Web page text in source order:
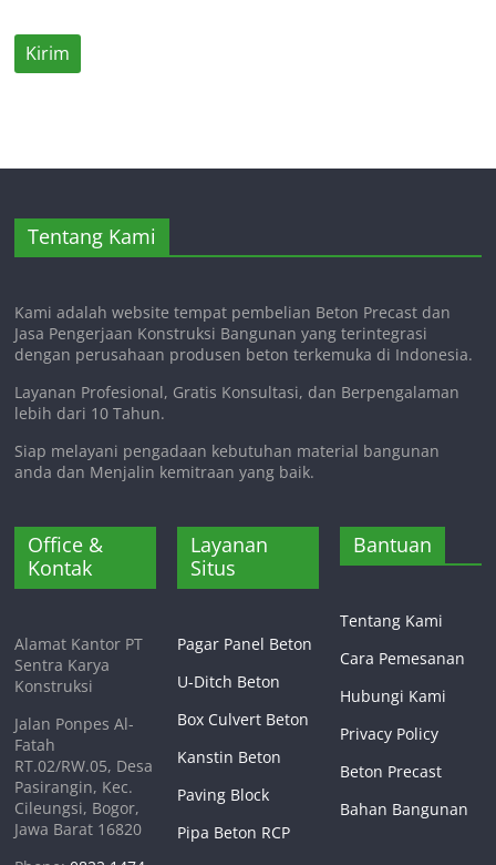
Tentang Kami
Kami adalah website tempat pembelian Beton Precast dan
Jasa Pengerjaan Konstruksi Bangunan yang terintegrasi
dengan perusahaan produsen beton terkemuka di Indonesia.
Layanan Profesional, Gratis Konsultasi, dan Berpengalaman
lebih dari 10 Tahun.
Siap melayani pengadaan kebutuhan material bangunan
anda dan Menjalin kemitraan yang baik.
Office &
Kontak
Alamat Kantor PT
Sentra Karya
Konstruksi
Jalan Ponpes Al-
Fatah
RT.02/RW.05, Desa
Pasirangin, Kec.
Cileungsi, Bogor,
Jawa Barat 16820
Layanan
Situs
Pagar Panel Beton
U-Ditch Beton
Box Culvert Beton
Kanstin Beton
Paving Block
Pipa Beton RCP
Bantuan
Tentang Kami
Cara Pemesanan
Hubungi Kami
Privacy Policy
Beton Precast
Bahan Bangunan